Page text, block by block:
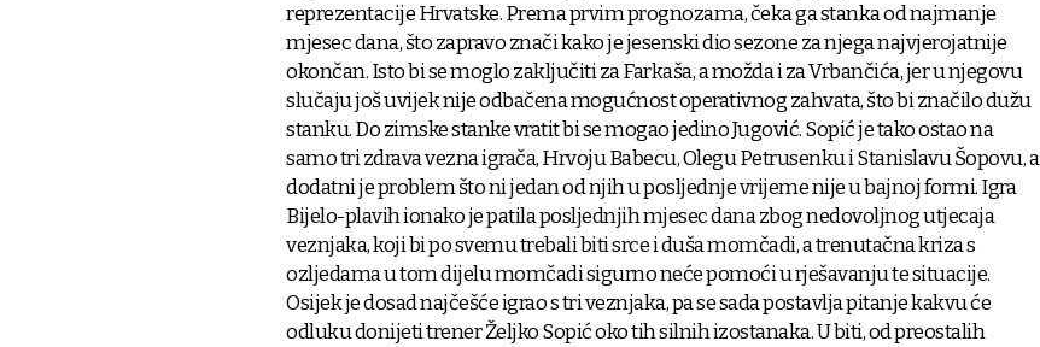
reprezentacije Hrvatske. Prema prvim prognozama, čeka ga stanka od najmanje
mjesec dana, što zapravo znači kako je jesenski dio sezone za njega najvjerojatnije
okončan. Isto bi se moglo zaključiti za Farkaša, a možda i za Vrbančića, jer u njegovu
slučaju još uvijek nije odbačena mogućnost operativnog zahvata, što bi značilo dužu
stanku. Do zimske stanke vratit bi se mogao jedino Jugović. Sopić je tako ostao na
samo tri zdrava vezna igrača, Hrvoju Babecu, Olegu Petrusenku i Stanislavu Šopovu, a
dodatni je problem što ni jedan od njih u posljednje vrijeme nije u bajnoj formi. Igra
Bijelo-plavih ionako je patila posljednjih mjesec dana zbog nedovoljnog utjecaja
veznjaka, koji bi po svemu trebali biti srce i duša momčadi, a trenutačna kriza s
ozljedama u tom dijelu momčadi sigurno neće pomoći u rješavanju te situacije.
Osijek je dosad najčešće igrao s tri veznjaka, pa se sada postavlja pitanje kakvu će
odluku donijeti trener Željko Sopić oko tih silnih izostanaka. U biti, od preostalih